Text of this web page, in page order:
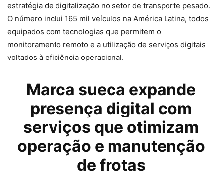
estratégia de digitalização no setor de transporte pesado.
O número inclui 165 mil veículos na América Latina, todos
equipados com tecnologias que permitem o
monitoramento remoto e a utilização de serviços digitais
voltados à eficiência operacional.
Marca sueca expande
presença digital com
serviços que otimizam
operação e manutenção
de frotas